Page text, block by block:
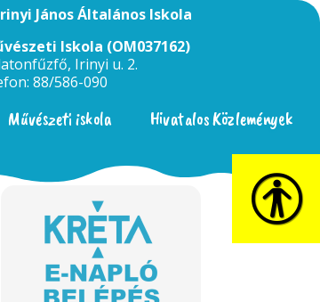
János Általános Iskola
Iskola (OM037162)
Irinyi u. 2.
88/586-090
Művészeti iskola Hivatalos Közlemények